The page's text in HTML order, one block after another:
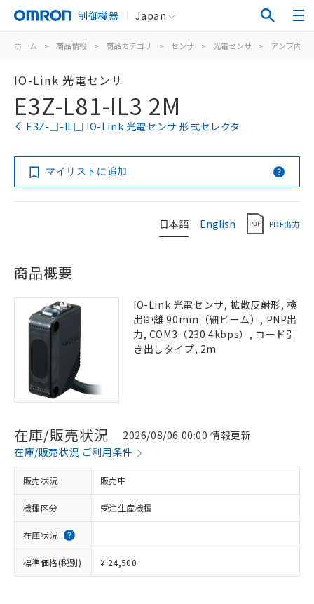
制御機器 Japan
ホーム > 商品情報 > 商品カテゴリ > センサ > 光電センサ > アンプ内蔵
IO-Link 光電センサ
E3Z-L81-IL3 2M
E3Z-□-IL□ IO-Link 光電センサ 形式セレクタ
マイリストに追加
日本語 English PDF出力
商品概要
IO-Link 光電センサ, 拡散反射形, 検
出距離 90mm（細ビーム）, PNP出
力, COM3（230.4kbps）, コード引
き出しタイプ, 2m
在庫/販売状況
2026/08/06 00:00 情報更新
在庫/販売状況 ご利用条件
販売状況 販売中
機種区分 受注生産機種
在庫状況
標準価格(税別) ¥ 24,500